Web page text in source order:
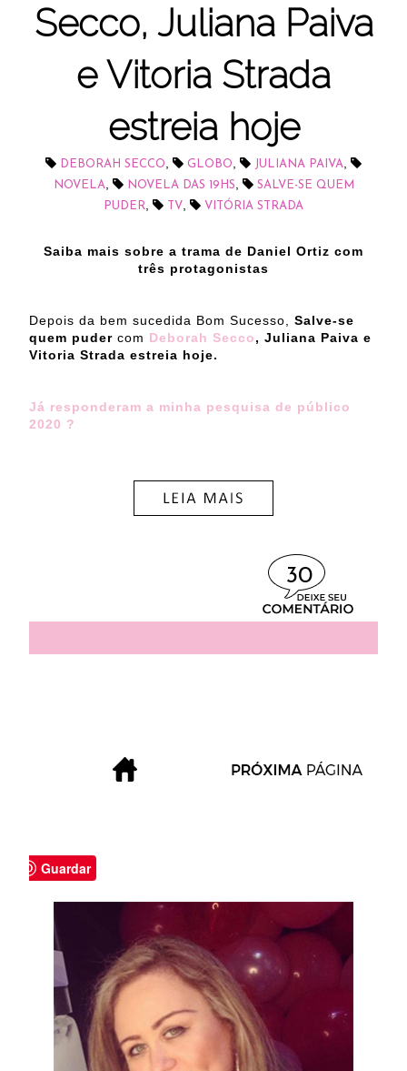
Secco, Juliana Paiva
e Vitoria Strada
estreia hoje
DEBORAH SECCO GLOBO JULIANA PAIVA
NOVELA NOVELA DAS 19HS
SALVE-SE QUEM
PUDER
TV VITÓRIA STRADA
Saiba mais sobre a trama de Daniel Ortiz com
três protagonistas
Depois da bem sucedida Bom Sucesso, Salve-se
quem puder com Deborah Secco, Juliana Paiva e
Vitoria Strada estreia hoje.
Já responderam a minha pesquisa de público
2020 ?
30
Guardar